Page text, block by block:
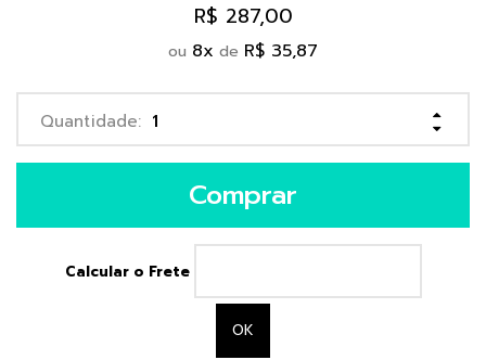
R$ 287,00
ou 8x de R$ 35,87
Comprar
Calcular o Frete